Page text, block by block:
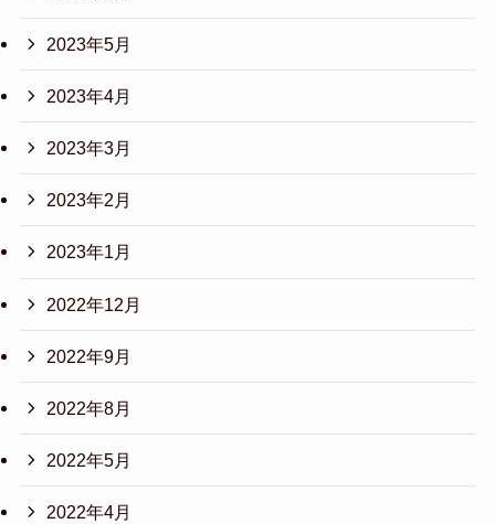
2023年5月
2023年4月
2023年3月
2023年2月
2023年1月
2022年12月
2022年9月
2022年8月
2022年5月
2022年4月